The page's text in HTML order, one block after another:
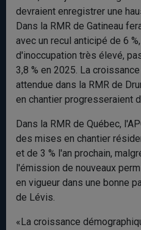
devraient enregistrer une
Dans la RMR de Gatineau
avec un recul anticipé de 6
d'inoccupation très élevé,
3,8 % en 2025. La
attendue dans la RMR de
en chantier progresseraient
Dans la RMR de Québec,
des mises en chantier
et de 3 % l'an prochain,
l'émission de nouveaux
en vigueur dans une bonne
de Lévis.
«La croissance